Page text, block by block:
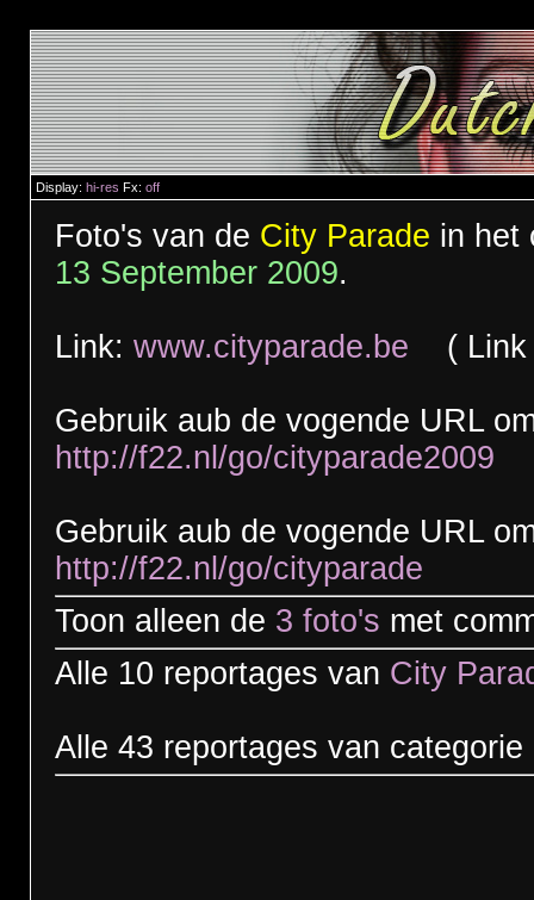
Display: hi-res Fx: off
Foto's van de City Parade in het
13 September 2009.
Link: www.cityparade.be ( Link
Gebruik aub de vogende URL
http://f22.nl/go/cityparade2009
Gebruik aub de vogende URL
http://f22.nl/go/cityparade
Toon alleen de 3 foto's met
Alle 10 reportages van City
Alle 43 reportages van categorie